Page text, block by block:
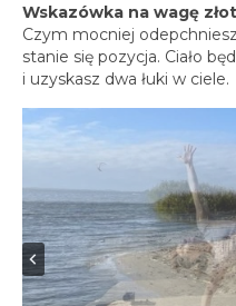
Wskazówka na wagę
Czym mocniej
stanie się pozycja. Ciało
i uzyskasz dwa łuki w ciele.